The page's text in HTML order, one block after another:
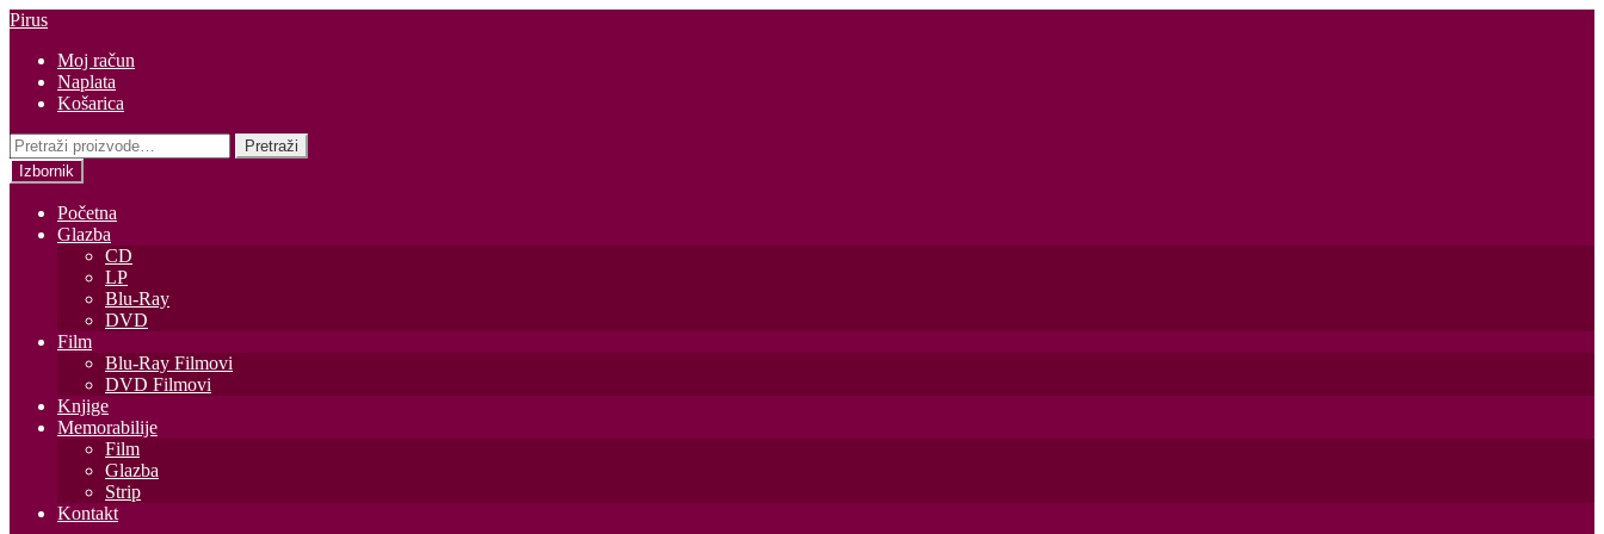
Preskoči
navigaciju
Skoči
sadržaja
Pirus
Moj račun
Naplata
Košarica
Pretraži:
Pretraži
Izbornik
Početna
Glazba
CD
LP
Blu-Ray
DVD
Film
Blu-Ray Filmovi
DVD Filmovi
Knjige
Memorabilije
Film
Glazba
Strip
Kontakt